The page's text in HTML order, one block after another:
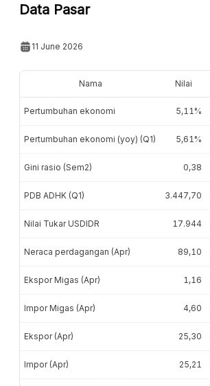
Data Pasar
11 June 2026
Nama Nilai
Pertumbuhan ekonomi 5,11%
Pertumbuhan ekonomi (yoy) (Q1) 5,61%
Gini rasio (Sem2) 0,38
PDB ADHK (Q1) 3.447,70
Nilai Tukar USDIDR 17.944
Neraca perdagangan (Apr) 89,10
Ekspor Migas (Apr) 1,16
Impor Migas (Apr) 4,60
Ekspor (Apr) 25,30
Impor (Apr) 25,21